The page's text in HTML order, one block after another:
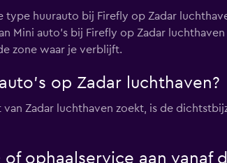
type huurauto bij Firefly op Zadar
Mini auto's bij Firefly op Zadar
zone waar je verblijft.
op Zadar luchthaven?
Zadar luchthaven zoekt, is de
ophaalservice aan vanaf